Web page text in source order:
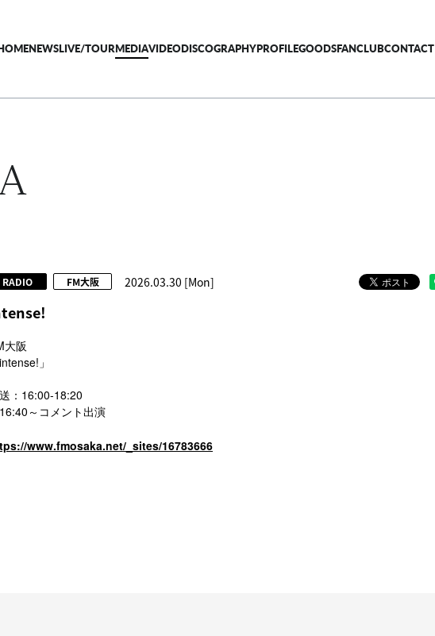
NEWSLIVE/TOURMEDIAVIDEODISCOGRAPHYPROFILEGOODSFANCLUBCONTACT
2026.03.30 [Mon]
RADIO FM大阪
大阪
intense!」
：16:00-18:20
～コメント出演
www.fmosaka.net/_sites/16783666